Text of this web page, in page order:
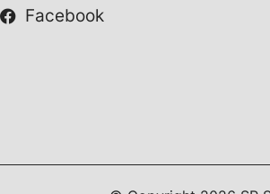
Facebook